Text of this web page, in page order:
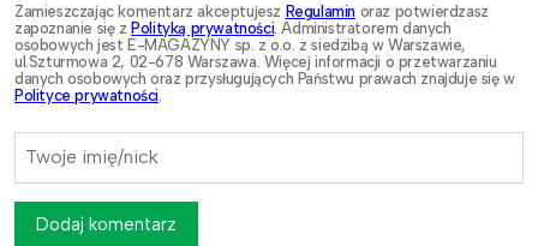
Zamieszczając komentarz akceptujesz Regulamin oraz potwierdzasz
zapoznanie się zPolityką prywatności . Administratorem danych
osobowych jest E-MAGAZYNY sp. z o.o. z siedzibą w Warszawie,
ul.Szturmowa 2, 02-678 Warszawa. Więcej informacji o przetwarzaniu
danych osobowych oraz przysługujących Państwu prawach znajduje się w
Polityce prywatności
Dodaj komentarz